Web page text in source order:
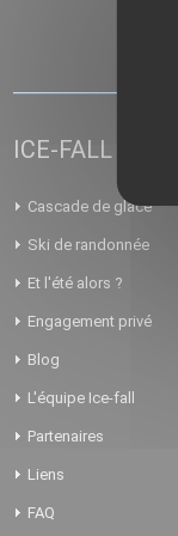
ICE-FALL
Cascade de glace
Ski de randonnée
Et l'été alors ?
Engagement privé
Blog
L'équipe Ice-fall
Partenaires
Liens
FAQ